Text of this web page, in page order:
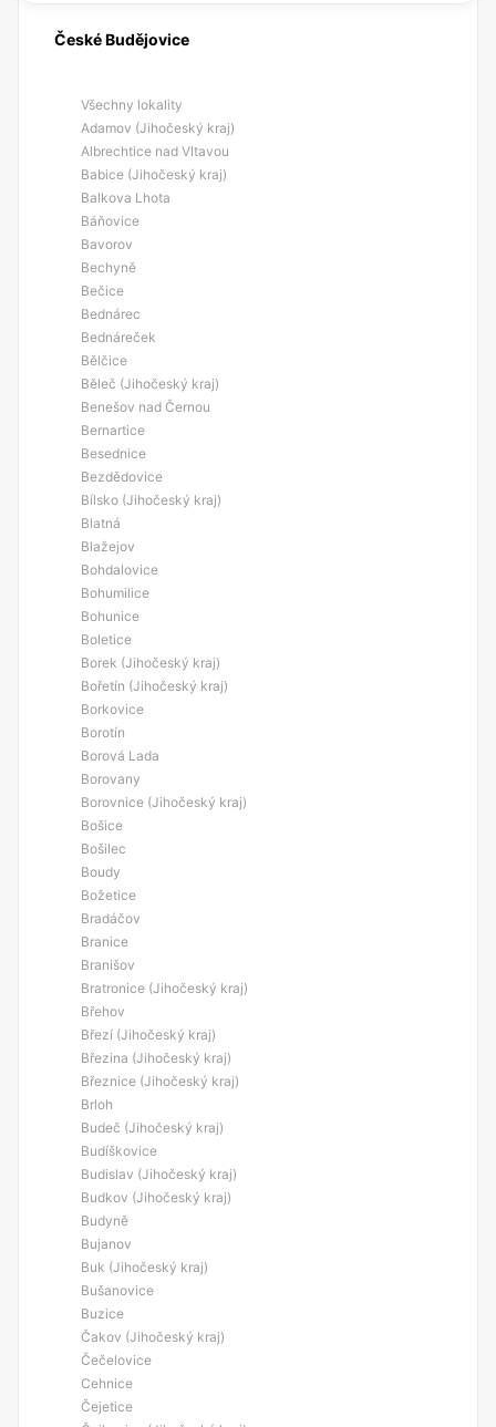
České Budějovice
Všechny lokality
Adamov (Jihočeský kraj)
Albrechtice nad Vltavou
Babice (Jihočeský kraj)
Balkova Lhota
Báňovice
Bavorov
Bechyně
Bečice
Bednárec
Bednáreček
Bělčice
Běleč (Jihočeský kraj)
Benešov nad Černou
Bernartice
Besednice
Bezdědovice
Bílsko (Jihočeský kraj)
Blatná
Blažejov
Bohdalovice
Bohumilice
Bohunice
Boletice
Borek (Jihočeský kraj)
Bořetín (Jihočeský kraj)
Borkovice
Borotín
Borová Lada
Borovany
Borovnice (Jihočeský kraj)
Bošice
Bošilec
Boudy
Božetice
Bradáčov
Branice
Branišov
Bratronice (Jihočeský kraj)
Břehov
Březí (Jihočeský kraj)
Březina (Jihočeský kraj)
Březnice (Jihočeský kraj)
Brloh
Budeč (Jihočeský kraj)
Budíškovice
Budislav (Jihočeský kraj)
Budkov (Jihočeský kraj)
Budyně
Bujanov
Buk (Jihočeský kraj)
Bušanovice
Buzice
Čakov (Jihočeský kraj)
Čečelovice
Cehnice
Čejetice